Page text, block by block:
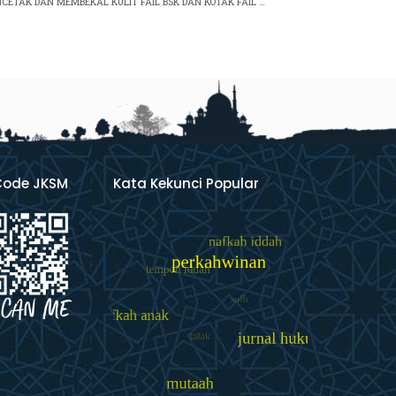
JKSM Kata Kekunci Popular